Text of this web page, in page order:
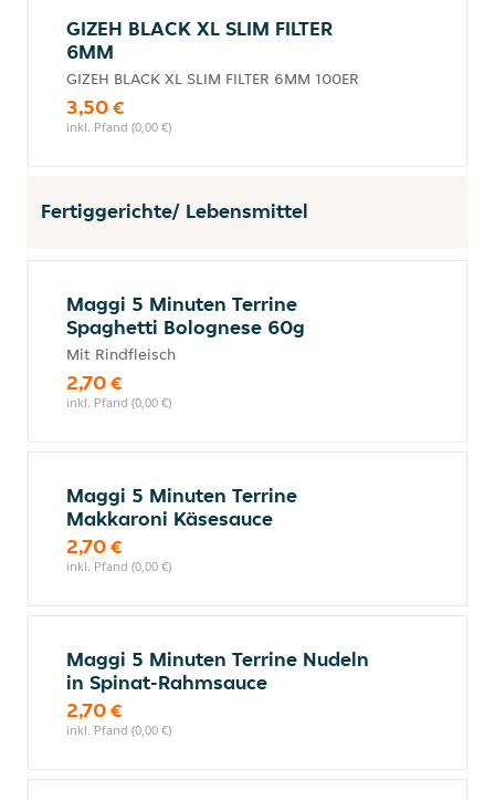
GIZEH BLACK XL SLIM FILTER
6MM
GIZEH BLACK XL SLIM FILTER 6MM 100ER
3,50 €
inkl. Pfand (0,00 €)
Fertiggerichte/ Lebensmittel
Maggi 5 Minuten Terrine
Spaghetti Bolognese 60g
Mit Rindfleisch
2,70 €
inkl. Pfand (0,00 €)
Maggi 5 Minuten Terrine
Makkaroni Käsesauce
2,70 €
inkl. Pfand (0,00 €)
Maggi 5 Minuten Terrine Nudeln
in Spinat-Rahmsauce
2,70 €
inkl. Pfand (0,00 €)